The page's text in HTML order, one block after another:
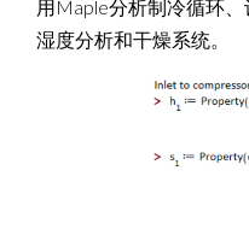
用Maple分析制冷循环、
湿度分析和干燥系统。